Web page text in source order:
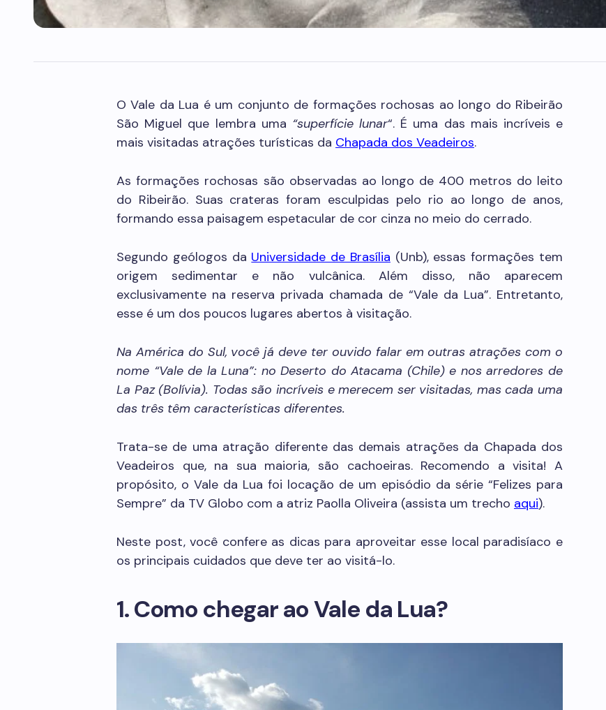
O Vale da Lua é um conjunto de formações rochosas ao longo do Ribeirão
São Miguel que lembra uma “superfície lunar“. É uma das mais incríveis e
mais visitadas atrações turísticas da Chapada dos Veadeiros.
As formações rochosas são observadas ao longo de 400 metros do leito
do Ribeirão. Suas crateras foram esculpidas pelo rio ao longo de anos,
formando essa paisagem espetacular de cor cinza no meio do cerrado.
Segundo geólogos da Universidade de Brasília (Unb), essas formações tem
origem sedimentar e não vulcânica. Além disso, não aparecem
exclusivamente na reserva privada chamada de “Vale da Lua”. Entretanto,
esse é um dos poucos lugares abertos à visitação.
Na América do Sul, você já deve ter ouvido falar em outras atrações com o
nome “Vale de la Luna”: no Deserto do Atacama (Chile) e nos arredores de
La Paz (Bolívia). Todas são incríveis e merecem ser visitadas, mas cada uma
das três têm características diferentes.
Trata-se de uma atração diferente das demais atrações da Chapada dos
Veadeiros que, na sua maioria, são cachoeiras. Recomendo a visita! A
propósito, o Vale da Lua foi locação de um episódio da série “Felizes para
Sempre” da TV Globo com a atriz Paolla Oliveira (assista um trecho aqui).
Neste post, você confere as dicas para aproveitar esse local paradisíaco e
os principais cuidados que deve ter ao visitá-lo.
1. Como chegar ao Vale da Lua?